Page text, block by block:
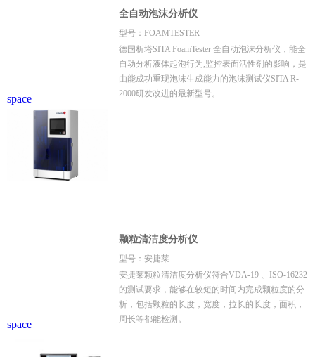
space
全自动泡沫分析仪
型号：FOAMTESTER
德国析塔SITA FoamTester 全自动泡沫分析仪，能全
自动分析液体起泡行为,监控表面活性剂的影响，是
由能成功重现泡沫生成能力的泡沫测试仪SITA R-
2000研发改进的最新型号。
space
颗粒清洁度分析仪
型号：安捷莱
安捷莱颗粒清洁度分析仪符合VDA-19 、ISO-16232
的测试要求，能够在较短的时间内完成颗粒度的分
析，包括颗粒的长度，宽度，拉长的长度，面积，
周长等都能检测。